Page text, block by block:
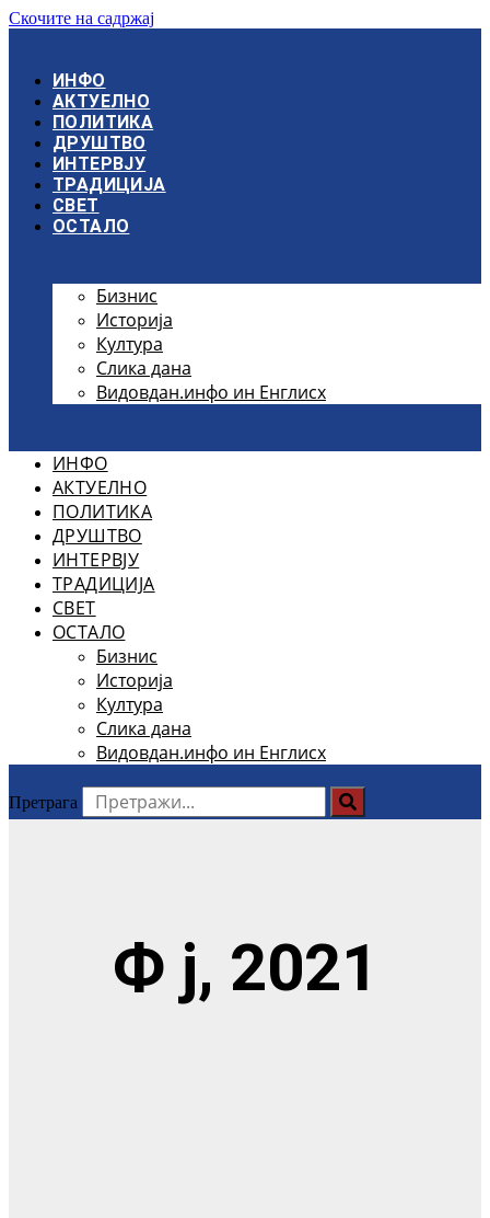
Скочите на садржај
ИНФО
АКТУЕЛНО
ПОЛИТИКА
ДРУШТВО
ИНТЕРВЈУ
ТРАДИЦИЈА
СВЕТ
ОСТАЛО
Бизнис
Историја
Култура
Слика дана
Видовдан.инфо ин Енглисх
ИНФО
АКТУЕЛНО
ПОЛИТИКА
ДРУШТВО
ИНТЕРВЈУ
ТРАДИЦИЈА
СВЕТ
ОСТАЛО
Бизнис
Историја
Култура
Слика дана
Видовдан.инфо ин Енглисх
Претрага
Ф ј, 2021